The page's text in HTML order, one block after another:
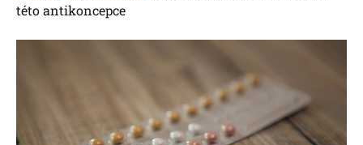
této antikoncepce